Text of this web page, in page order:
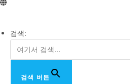
검색:
검색 버튼